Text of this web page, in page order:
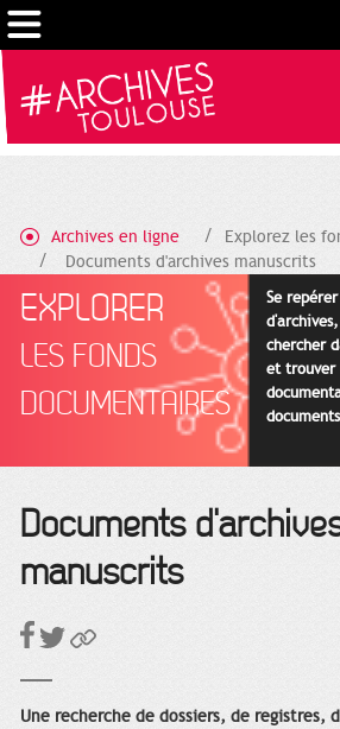
Archives en ligne
Explorez les
Documents d'archives manuscrits
EXPLORER
LES FONDS
DOCUMENTAIRES
Se
chercher
et trouver
Documents
manuscrits
Une recherche de dossiers, de registres,
Gestion de vos préférences sur les